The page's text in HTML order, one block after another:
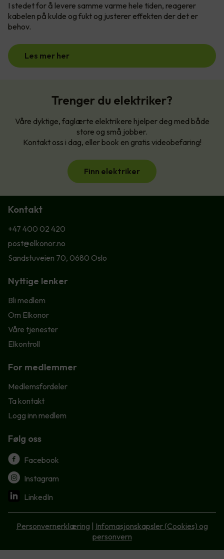
I stedet for å levere samme varme hele tiden, reagerer
kabelen på kulde og fukt og justerer effekten der det er
behov.
Les mer her
Trenger du elektriker?
Våre dyktige, faglærte elektrikere hjelper deg med både
store og små jobber.
Kontakt oss i dag, eller book en gratis videobefaring!
Finn elektriker
Kontakt
+47 400 02 420
post@elkonor.no
Sandstuveien 70, 0680 Oslo
Nyttige lenker
Bli medlem
Om Elkonor
Våre tjenester
Elkontroll
For medlemmer
Medlemsfordeler
Ta kontakt
Logg inn medlem
Følg oss
Facebook
Instagram
LinkedIn
Personvernerklæring
Infomasjonskapsler (Cookies) og
personvern